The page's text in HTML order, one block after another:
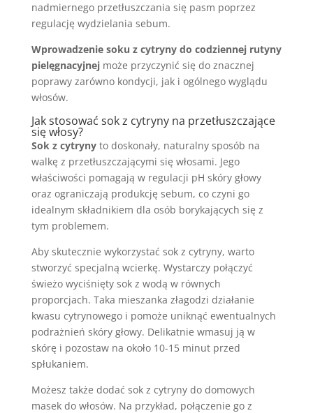
nadmiernego przetłuszczania się pasm poprzez
regulację wydzielania sebum.
Wprowadzenie soku z cytryny do codziennej rutyny
pielęgnacyjnejmoże przyczynić się do znacznej
poprawy zarówno kondycji, jak i ogólnego wyglądu
włosów.
Jak stosować sok z cytryny na przetłuszczające
się włosy?
Sok z cytrynyto doskonały, naturalny sposób na
walkę z przetłuszczającymi się włosami. Jego
właściwości pomagają w regulacji pH skóry głowy
oraz ograniczają produkcję sebum, co czyni go
idealnym składnikiem dla osób borykających się z
tym problemem.
Aby skutecznie wykorzystać sok z cytryny, warto
stworzyć specjalną wcierkę. Wystarczy połączyć
świeżo wyciśnięty sok z wodą w równych
proporcjach. Taka mieszanka złagodzi działanie
kwasu cytrynowego i pomoże uniknąć ewentualnych
podrażnień skóry głowy. Delikatnie wmasuj ją w
skórę i pozostaw na około 10-15 minut przed
spłukaniem.
Możesz także dodać sok z cytryny do domowych
masek do włosów. Na przykład, połączenie go z